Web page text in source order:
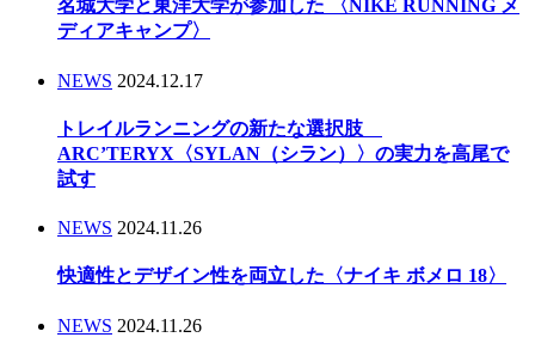
名城大学と東洋大学が参加した 〈NIKE RUNNING メ
ディアキャンプ〉
NEWS 2024.12.17
トレイルランニングの新たな選択肢
ARC’TERYX〈SYLAN（シラン）〉の実力を高尾で
試す
NEWS 2024.11.26
快適性とデザイン性を両立した〈ナイキ ボメロ 18〉
NEWS 2024.11.26